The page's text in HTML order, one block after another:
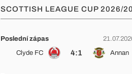
SCOTTISH LEAGUE CUP 2026/
Poslední zápas
Clyde FC
4:1 Annan